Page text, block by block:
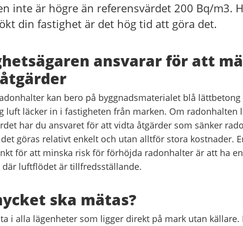
inte är högre än referensvärdet 200 Bq/m3.
din fastighet är det hög tid att göra det.
ansvarar för att
kan bero på byggnadsmaterialet blå
luft läcker in i fastigheten från marken. Om radonhalten
har du ansvaret för att vidta åtgärder som sänker
göras relativt enkelt och utan alltför stora kostnader.
för att minska risk för förhöjda radonhalter är att ha
luftflödet är tillfredsställande.
ska mätas?
i alla lägenheter som ligger direkt på mark utan källare.